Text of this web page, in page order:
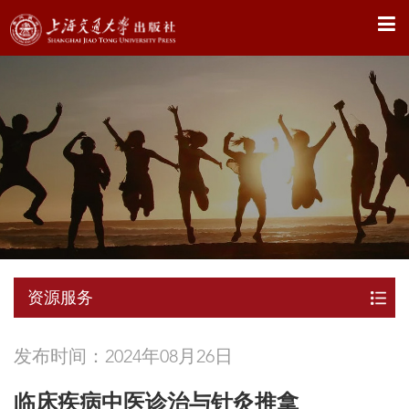
X
资源服务
发布时间：2024年08月26日
临床疾病中医诊治与针灸推拿